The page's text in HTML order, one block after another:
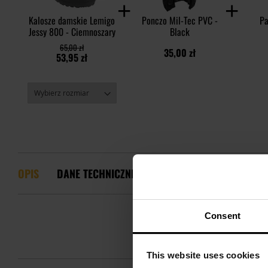
Consent
This website uses cookies
Kalosze damskie Lemigo
Jessy 800 - Ciemnoszary
53,95 zł
65,00 zł
Ponczo Mil-Tec PVC -
Black
35,00 zł
OPIS DANE TECHNICZNE